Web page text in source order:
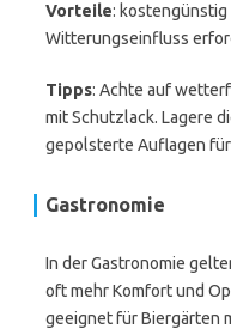
Vorteile:
Witterungseinfluss
Tipps: Achte auf
mit Schutzlack. Lagere
gepolsterte Auflagen
Gastronomie
In der Gastronomie
oft mehr Komfort und
geeignet für Biergärten